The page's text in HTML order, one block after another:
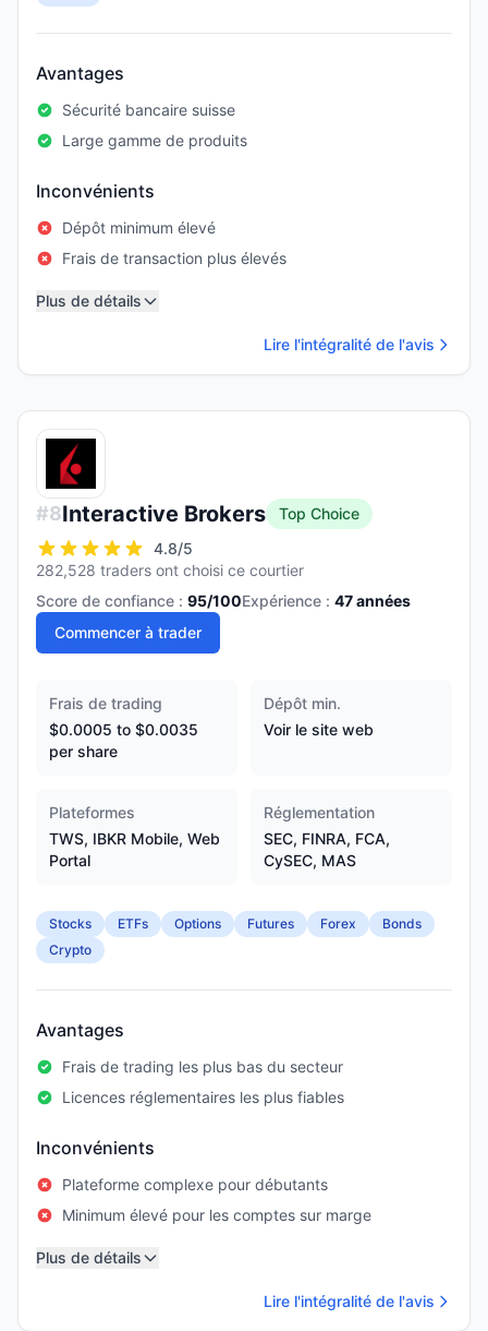
Avantages
Sécurité bancaire suisse
Large gamme de produits
Inconvénients
Dépôt minimum élevé
Frais de transaction plus élevés
Plus de détails
Lire l'intégralité de l'avis
#8Interactive Brokers
Top Choice
4.8/5
282,528 traders ont choisi ce courtier
Score de confiance : 95/100Expérience : 47années
Commencer à trader
Frais de trading
$0.0005 to $0.0035
per share
Dépôt min.
Voir le site web
Plateformes
TWS, IBKR Mobile, Web
Portal
Réglementation
SEC, FINRA, FCA,
CySEC, MAS
Stocks ETFs Options Futures Forex
Bonds
Crypto
Avantages
Frais de trading les plus bas du secteur
Licences réglementaires les plus fiables
Inconvénients
Plateforme complexe pour débutants
Minimum élevé pour les comptes sur marge
Plus de détails
Lire l'intégralité de l'avis